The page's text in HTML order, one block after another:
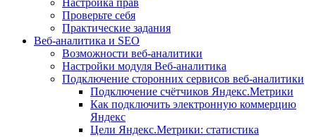
Настройка прав
Проверьте себя
Практические задания
Веб-аналитика и SEO
Возможности веб-аналитики
Настройки модуля Веб-аналитика
Подключение сторонних сервисов веб-аналитики
Подключение счётчиков Яндекс.Метрики
Как подключить электронную коммерцию
Яндекс
Цели Яндекс.Метрики: статистика